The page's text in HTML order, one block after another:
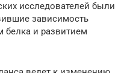
исследователей были
зависимость
и развитием